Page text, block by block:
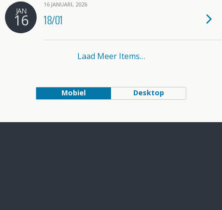
JAN
16
16 JANUARI, 2026
18/01
Laad Meer Items…
Mobiel Desktop